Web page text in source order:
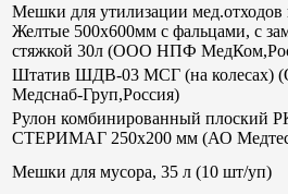
Мешки для утилизации мед.отходов
Желтые 500х600мм с фальцами, с
стяжкой 30л (ООО НПФ
Штатив ШДВ-03 МСГ (на колесах)
Медснаб-Груп,Россия)
Рулон комбинированный плоский
СТЕРИМАГ 250х200 мм (АО
Мешки для мусора, 35 л (10 шт/уп)